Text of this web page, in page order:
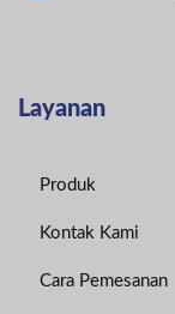
Layanan
Produk
Kontak Kami
Cara Pemesanan